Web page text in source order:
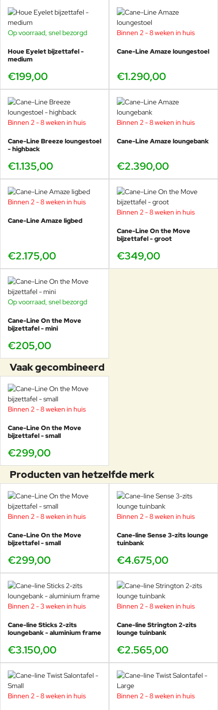
Strand + Hvass
de nieuwe generatie Scandinavische ontwerpers. Ze geloven dat
menselijk leven, het milieu en persoonlijke ervaringen kan
verbeteren. Bovendien geloven ze dat design kan worden
gebruikt als een instrument om de concurrentiekracht en
economische groei van de samenleving te ontwikkelen. Hun
ontwerp is gebruikersgericht en diep geworteld in de
Scandinavische cultuur. Eenvoud en evenwichtige lijnen zijn de
Op voorraad, snel bezorgd
Houe Eyelet bijzettafel -
medium
€199,00
Binnen 2 - 8 weken in huis
Cane-Line Amaze loungestoel
€1.290,00
Binnen 2 - 8 weken in huis
Cane-Line Breeze loungestoel
- highback
€1.135,00
Binnen 2 - 8 weken in huis
Cane-Line Amaze loungebank
€2.390,00
Binnen 2 - 8 weken in huis
Cane-Line Amaze ligbed
€2.175,00
Binnen 2 - 8 weken in huis
Cane-Line On the Move
bijzettafel - groot
€349,00
Op voorraad, snel bezorgd
Cane-Line On the Move
bijzettafel - mini
€205,00
Vaak gecombineerd
Binnen 2 - 8 weken in huis
Cane-Line On the Move
bijzettafel - small
€299,00
Producten van hetzelfde merk
Binnen 2 - 8 weken in huis
Cane-Line On the Move
bijzettafel - small
€299,00
Binnen 2 - 8 weken in huis
Cane-line Sense 3-zits lounge
tuinbank
€4.675,00
Binnen 2 - 3 weken in huis
Cane-line Sticks 2-zits
loungebank - aluminium frame
€3.150,00
Binnen 2 - 8 weken in huis
Cane-line Strington 2-zits
lounge tuinbank
€2.565,00
Binnen 2 - 8 weken in huis Binnen 2 - 8 weken in huis